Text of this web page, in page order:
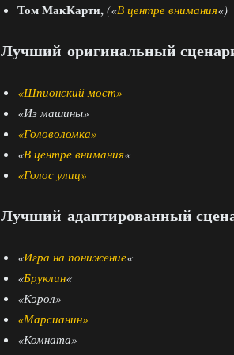
Том МакКарти, («В центре внимания«)
Лучший оригинальный
«Шпионский мост»
«Из машины»
«Головоломка»
«В центре внимания«
«Голос улиц»
Лучший адаптированный
«Игра на понижение«
«Бруклин«
«Кэрол»
«Марсианин»
«Комната»